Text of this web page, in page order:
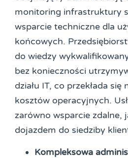
monitoring infrastruktury
wsparcie techniczne dla
końcowych.
do wiedzy
bez konieczności
działu IT, co przekłada
kosztów operacyjnych.
zarówno wsparcie zdalne,
dojazdem do siedziby
Kompleksowa